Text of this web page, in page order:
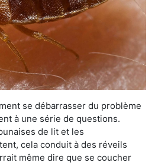
se débarrasser du problème
à une série de questions.
de lit et les
cela conduit à des réveils
même dire que se coucher